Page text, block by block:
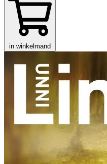
in winkelmand